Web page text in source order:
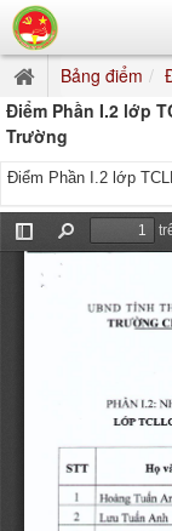
Bảng điểm
Điểm Phần I.2 lớp
Trường
Điểm Phần I.2 lớp